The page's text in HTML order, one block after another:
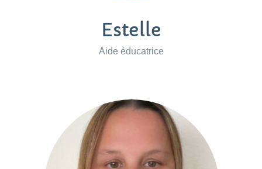
Estelle
Aide éducatrice